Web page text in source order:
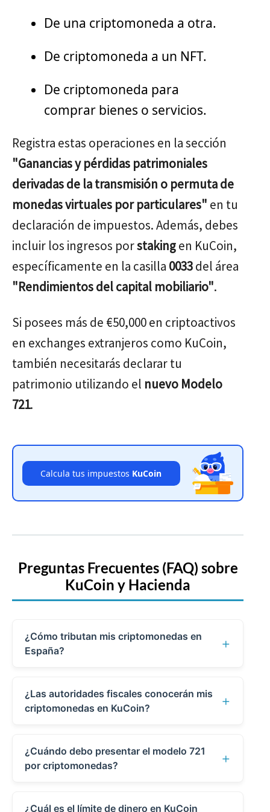
De una criptomoneda a otra.
De criptomoneda a un NFT.
De criptomoneda para
comprar bienes o servicios.
Registra estas operaciones en la sección
"Ganancias y pérdidas patrimoniales
derivadas de la transmisión o permuta de
monedas virtuales por particulares" en tu
declaración de impuestos. Además, debes
incluir los ingresos porstakingen KuCoin,
específicamente en la casilla 0033del área
"Rendimientos del capital mobiliario".
Si posees más de €50,000 en criptoactivos
en exchanges extranjeros como KuCoin,
también necesitarás declarar tu
patrimonio utilizando el nuevo Modelo
721.
Calcula tus impuestos KuCoin
Preguntas Frecuentes (FAQ) sobre
KuCoin y Hacienda
¿Cómo tributan mis criptomonedas en
España?
+
según el tipo de operación que hagas
(incluidas las que realices en KuCoin):
Ganancias y pérdidas
patrimoniales:
¿Las autoridades fiscales conocerán mis
criptomonedas en KuCoin?
+
11/2021 obliga a los exchanges a
reportar información a la Agencia
¿Cuándo debo presentar el modelo 721
por criptomonedas?
+
¿Cuál es el límite de dinero en KuCoin